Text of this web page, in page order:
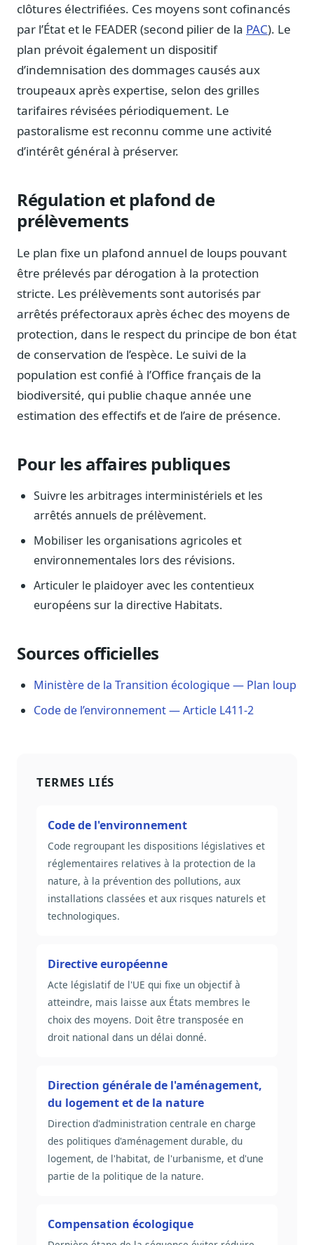
Veille en temps réel, embeds pour vos contenus
Données exhaustives pour vos travaux académiques
Suivi par secteur
11 secteurs : énergie, santé, finance, numérique…
Cas d'usage concrets
Guides pratiques
17 guides sur le Parlement, la procédure, le plaidoyer
Blog & Podcast Hémicycle
Analyses, méthodes, coulisses
Lexique parlementaire
1027 termes expliqués
Glossaire affaires publiques
Lexique par thème métier
Nouveautés produit
Ils utilisent Legiwatch
Qui sommes-nous
Méthode, valeurs et équipe
Charte IA
Fiabilité, souveraineté, sobriété
Hébergement européen, RGPD
Kit média, contacts
clôtures électrifiées. Ces moyens sont cofinancés
par l’État et le FEADER (second pilier de la PAC). Le
plan prévoit également un dispositif
d’indemnisation des dommages causés aux
troupeaux après expertise, selon des grilles
tarifaires révisées périodiquement. Le
pastoralisme est reconnu comme une activité
d’intérêt général à préserver.
Régulation et plafond de
prélèvements
Le plan fixe un plafond annuel de loups pouvant
être prélevés par dérogation à la protection
stricte. Les prélèvements sont autorisés par
arrêtés préfectoraux après échec des moyens de
protection, dans le respect du principe de bon état
de conservation de l’espèce. Le suivi de la
population est confié à l’Office français de la
biodiversité, qui publie chaque année une
estimation des effectifs et de l’aire de présence.
Pour les affaires publiques
Suivre les arbitrages interministériels et les
arrêtés annuels de prélèvement.
Mobiliser les organisations agricoles et
environnementales lors des révisions.
Articuler le plaidoyer avec les contentieux
européens sur la directive Habitats.
Sources officielles
Ministère de la Transition écologique — Plan loup
Code de l’environnement — Article L411-2
TERMES LIÉS
Code de l'environnement
Code regroupant les dispositions législatives et
réglementaires relatives à la protection de la
nature, à la prévention des pollutions, aux
installations classées et aux risques naturels et
technologiques.
Directive européenne
Acte législatif de l'UE qui fixe un objectif à
atteindre, mais laisse aux États membres le
choix des moyens. Doit être transposée en
droit national dans un délai donné.
Direction générale de l'aménagement,
du logement et de la nature
Direction d'administration centrale en charge
des politiques d'aménagement durable, du
logement, de l'habitat, de l'urbanisme, et d'une
partie de la politique de la nature.
Compensation écologique